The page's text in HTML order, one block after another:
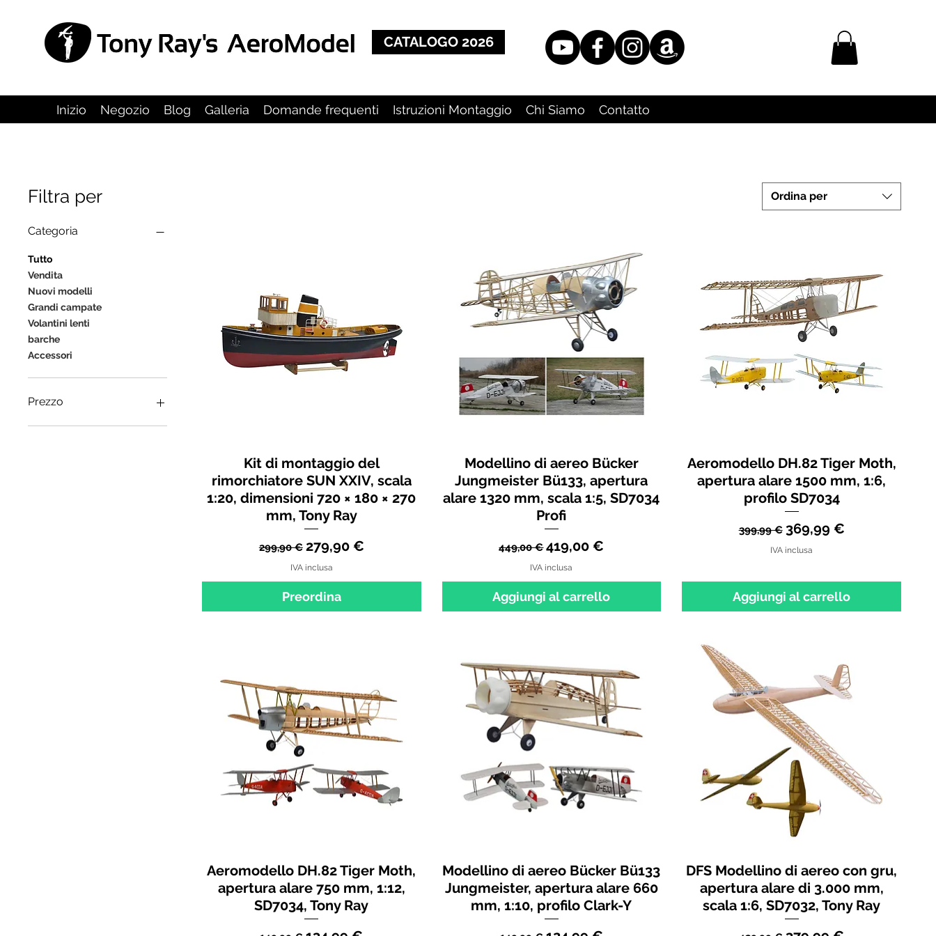
CATALOGO 2026
Inizio Negozio Blog Galleria Domande frequenti Istruzioni Montaggio Chi Siamo Contatto
Filtra per
Categoria
Tutto
Vendita
Nuovi modelli
Grandi campate
Volantini lenti
barche
Accessori
Prezzo
Ordina per
Kit di montaggio del
rimorchiatore SUN XXIV, scala
1:20, dimensioni 720 × 180 × 270
mm, Tony Ray
Prezzo regolare
299,90 € Prezzo scontato
279,90 €
IVA inclusa
Preordina
Modellino di aereo Bücker
Jungmeister Bü133, apertura
alare 1320 mm, scala 1:5, SD7034
Profi
Prezzo regolare
449,00 €Prezzo scontato
419,00 €
IVA inclusa
Aggiungi al carrello
Aeromodello DH.82 Tiger Moth,
apertura alare 1500 mm, 1:6,
profilo SD7034
Prezzo regolare
399,99 € Prezzo scontato
369,99 €
IVA inclusa
Aggiungi al carrello
Aeromodello DH.82 Tiger Moth,
apertura alare 750 mm, 1:12,
SD7034, Tony Ray
Modellino di aereo Bücker Bü133
Jungmeister, apertura alare 660
mm, 1:10, profilo Clark-Y
DFS Modellino di aereo con gru,
apertura alare di 3.000 mm,
scala 1:6, SD7032, Tony Ray